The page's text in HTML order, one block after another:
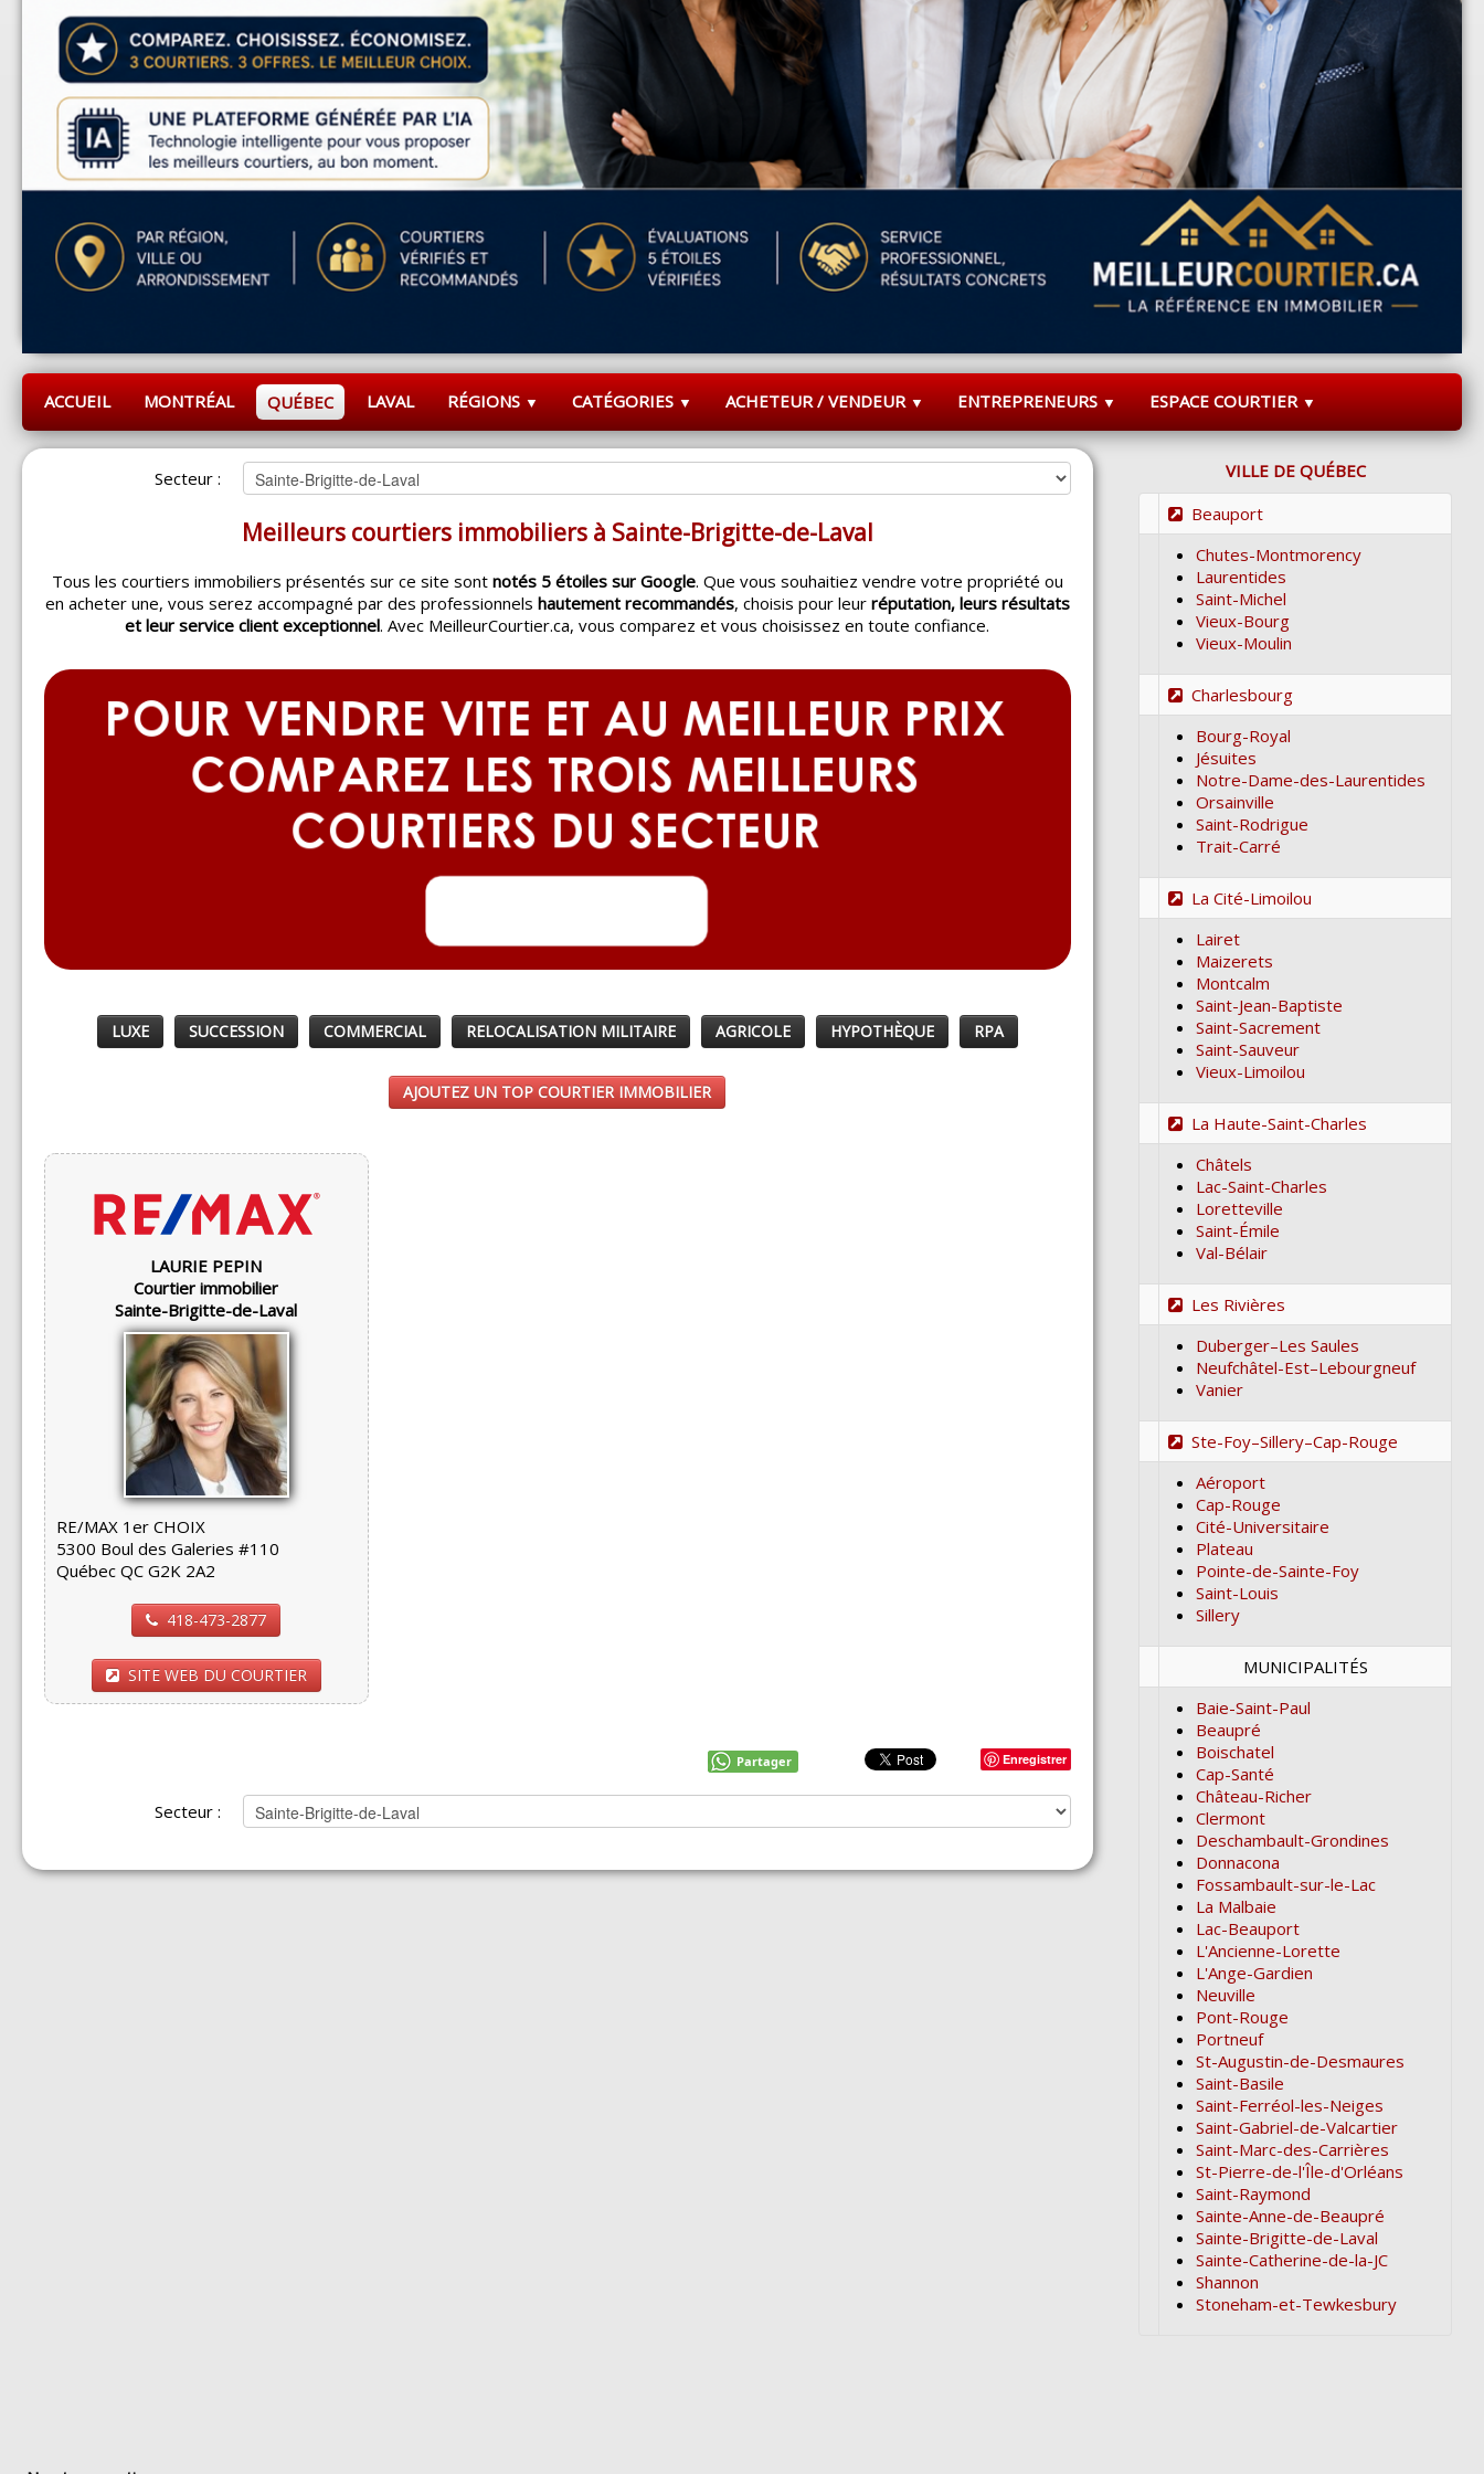
ACCUEIL MONTRÉAL QUÉBEC LAVAL RÉGIONS ▼ CATÉGORIES ▼ ACHETEUR / VENDEUR ▼ ENTREPRENEURS ▼ ESPACE COURTIER ▼
Secteur :
Meilleurs courtiers immobiliers à Sainte-Brigitte-de-Laval
Tous les courtiers immobiliers présentés sur ce site sont notés 5 étoiles sur Google. Que vous souhaitiez vendre votre propriété ou
en acheter une, vous serez accompagné par des professionnels hautement recommandés, choisis pour leur réputation, leurs résultats
et leur service client exceptionnel. Avec MeilleurCourtier.ca, vous comparez et vous choisissez en toute confiance.
LUXE SUCCESSION COMMERCIAL RELOCALISATION MILITAIRE AGRICOLE HYPOTHÈQUE RPA
AJOUTEZ UN TOP COURTIER IMMOBILIER
LAURIE PEPIN
Courtier immobilier
Sainte-Brigitte-de-Laval
RE/MAX 1er CHOIX
5300 Boul des Galeries #110
Québec QC G2K 2A2
418-473-2877
SITE WEB DU COURTIER
Enregistrer
Partager
Secteur :
VILLE DE QUÉBEC
Beauport
Chutes-Montmorency
Laurentides
Saint-Michel
Vieux-Bourg
Vieux-Moulin
Charlesbourg
Bourg-Royal
Jésuites
Notre-Dame-des-Laurentides
Orsainville
Saint-Rodrigue
Trait-Carré
La Cité-Limoilou
Lairet
Maizerets
Montcalm
Saint-Jean-Baptiste
Saint-Sacrement
Saint-Sauveur
Vieux-Limoilou
La Haute-Saint-Charles
Châtels
Lac-Saint-Charles
Loretteville
Saint-Émile
Val-Bélair
Les Rivières
Duberger–Les Saules
Neufchâtel-Est–Lebourgneuf
Vanier
Ste-Foy–Sillery–Cap-Rouge
Aéroport
Cap-Rouge
Cité-Universitaire
Plateau
Pointe-de-Sainte-Foy
Saint-Louis
Sillery
MUNICIPALITÉS
Baie-Saint-Paul
Beaupré
Boischatel
Cap-Santé
Château-Richer
Clermont
Deschambault-Grondines
Donnacona
Fossambault-sur-le-Lac
La Malbaie
Lac-Beauport
L'Ancienne-Lorette
L'Ange-Gardien
Neuville
Pont-Rouge
Portneuf
St-Augustin-de-Desmaures
Saint-Basile
Saint-Ferréol-les-Neiges
Saint-Gabriel-de-Valcartier
Saint-Marc-des-Carrières
St-Pierre-de-l'Île-d'Orléans
Saint-Raymond
Sainte-Anne-de-Beaupré
Sainte-Brigitte-de-Laval
Sainte-Catherine-de-la-JC
Shannon
Stoneham-et-Tewkesbury